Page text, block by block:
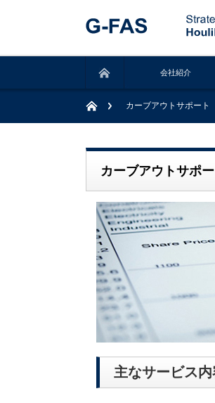
会社紹介
カーブアウトサポート
カーブアウトサポー
主なサービス